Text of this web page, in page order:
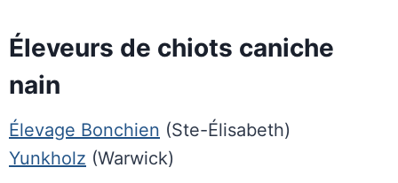
Éleveurs de chiots caniche
nain
Élevage Bonchien (Ste-Élisabeth)
Yunkholz (Warwick)